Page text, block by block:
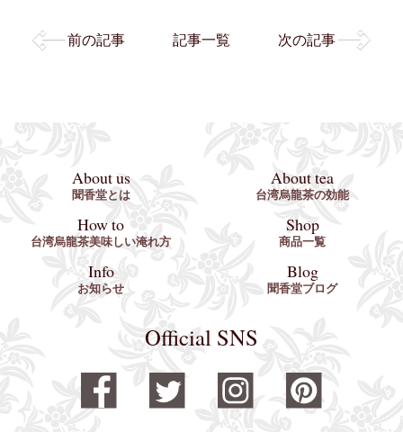
前の記事 記事一覧 次の記事
About us
聞香堂とは
About tea
台湾烏龍茶の効能
How to
台湾烏龍茶美味しい淹れ方
Shop
商品一覧
Info
お知らせ
Blog
聞香堂ブログ
Official SNS